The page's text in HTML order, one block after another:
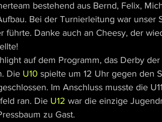
bestehend aus Bernd, Felix,
Bei der Turnierleitung war unser
führte. Danke auch an Cheesy, der
auf dem Programm, das Derby der
Die U10 spielte um 12 Uhr gegen den
Im Anschluss musste die
ran. Die U12 war die einzige
zu Gast.